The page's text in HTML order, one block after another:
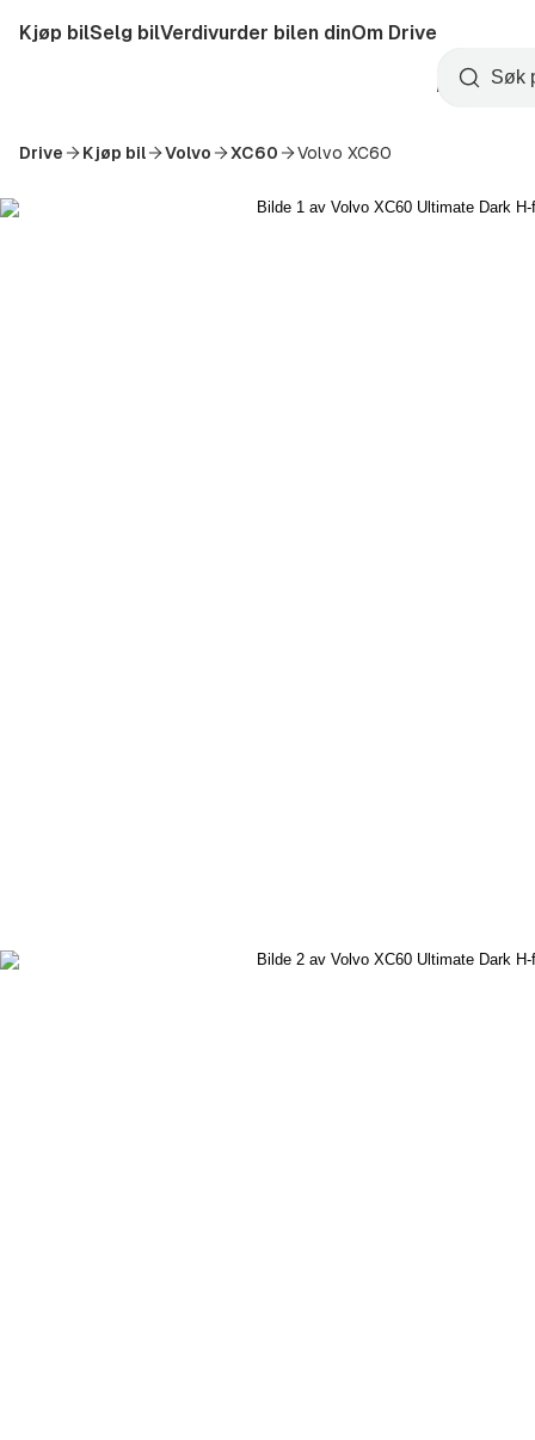
til
Startside
Kjøp bilSelg bilVerdivurder bilen dinOm Drive
Opprett
konto
Søk
Drive Kjøp bil Volvo XC60 Volvo XC60